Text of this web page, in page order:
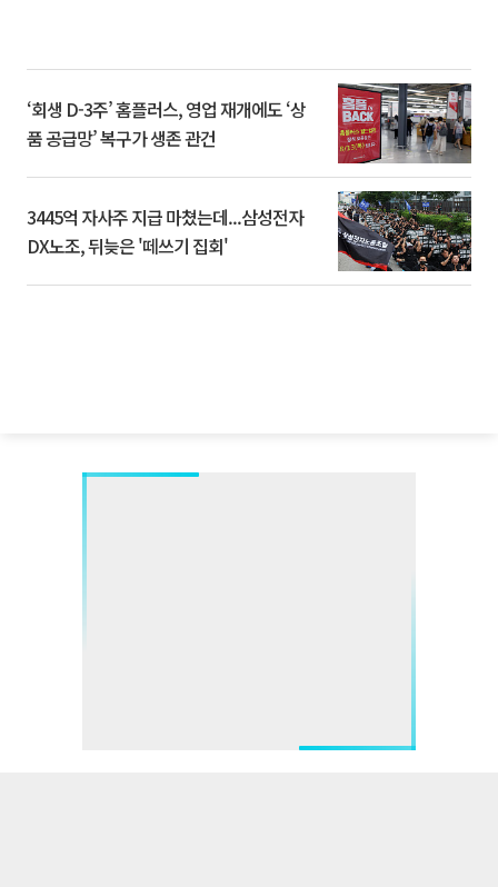
‘회생 D-3주’ 홈플러스, 영업 재개에도 ‘상
품 공급망’ 복구가 생존 관건
3445억 자사주 지급 마쳤는데...삼성전자
DX노조, 뒤늦은 '떼쓰기 집회'